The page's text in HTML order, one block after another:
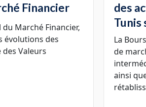
Financier
Marché Financier,
évolutions des
Valeurs
des
Tunis
La
de
ainsi